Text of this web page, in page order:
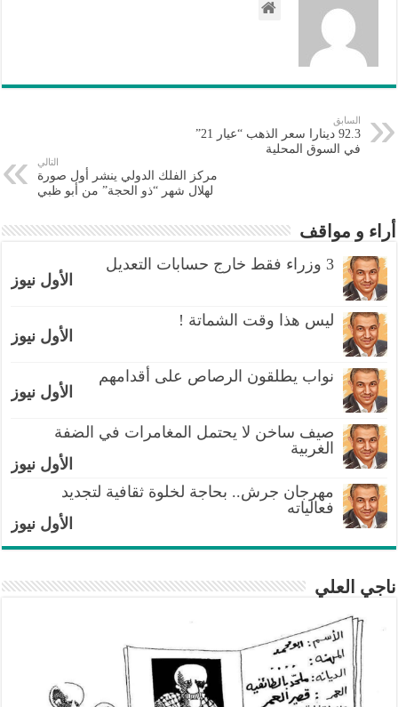
السابق
92.3 دينارا سعر الذهب “عيار 21”
في السوق المحلية
التالي
مركز الفلك الدولي ينشر أول صورة
لهلال شهر “ذو الحجة” من أبو ظبي
أراء و مواقف
3 وزراء فقط خارج حسابات التعديل
الأول نيوز
ليس هذا وقت الشماتة !
الأول نيوز
نواب يطلقون الرصاص على أقدامهم
الأول نيوز
صيف ساخن لا يحتمل المغامرات في الضفة
الغربية
الأول نيوز
مهرجان جرش.. بحاجة لخلوة ثقافية لتجديد
فعالياته
الأول نيوز
ناجي العلي